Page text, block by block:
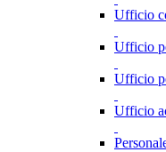
Ufficio
Ufficio
Ufficio
Ufficio